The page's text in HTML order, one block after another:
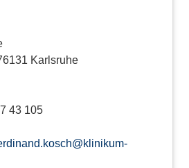
Karlsruhe
43 105